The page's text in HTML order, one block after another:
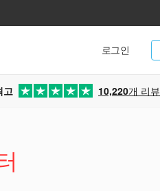
로그인
고 10,220개 리뷰